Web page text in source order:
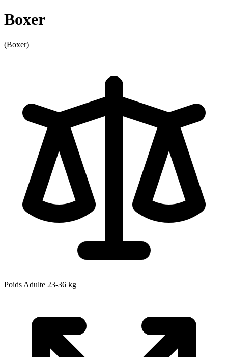
Boxer
(Boxer)
Poids Adulte 23-36 kg